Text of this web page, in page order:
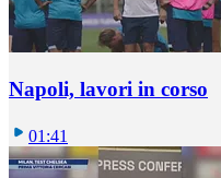
Napoli, lavori in corso
01:41